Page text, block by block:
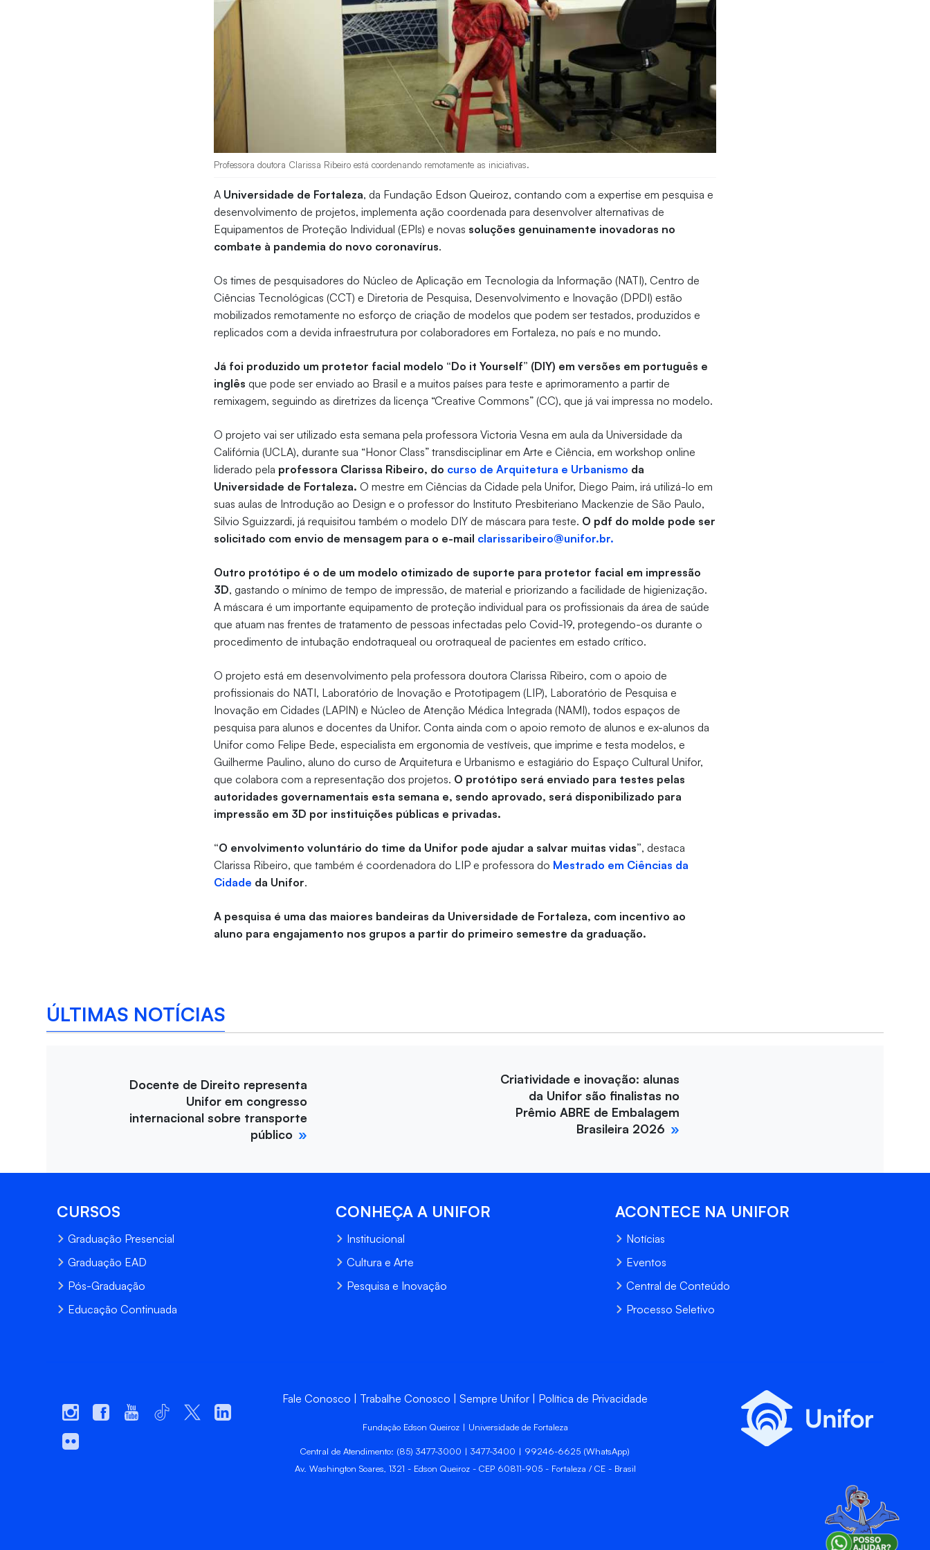
Professora doutora Clarissa Ribeiro está coordenando remotamente as iniciativas.
A Universidade de Fortaleza, da Fundação Edson Queiroz, contando com a expertise em pesquisa e
desenvolvimento de projetos, implementa ação coordenada para desenvolver alternativas de
Equipamentos de Proteção Individual (EPIs) e novas soluções genuinamente inovadoras no
combate à pandemia do novo coronavírus.
Os times de pesquisadores do Núcleo de Aplicação em Tecnologia da Informação (NATI), Centro de
Ciências Tecnológicas (CCT) e Diretoria de Pesquisa, Desenvolvimento e Inovação (DPDI) estão
mobilizados remotamente no esforço de criação de modelos que podem ser testados, produzidos e
replicados com a devida infraestrutura por colaboradores em Fortaleza, no país e no mundo.
Já foi produzido um protetor facial modelo “Do it Yourself” (DIY) em versões em português e
inglês que pode ser enviado ao Brasil e a muitos países para teste e aprimoramento a partir de
remixagem, seguindo as diretrizes da licença “Creative Commons” (CC), que já vai impressa no modelo.
O projeto vai ser utilizado esta semana pela professora Victoria Vesna em aula da Universidade da
Califórnia (UCLA), durante sua “Honor Class” transdisciplinar em Arte e Ciência, em workshop online
liderado pela professora Clarissa Ribeiro, do curso de Arquitetura e Urbanismo da
Universidade de Fortaleza. O mestre em Ciências da Cidade pela Unifor, Diego Paim, irá utilizá-lo em
suas aulas de Introdução ao Design e o professor do Instituto Presbiteriano Mackenzie de São Paulo,
Silvio Sguizzardi, já requisitou também o modelo DIY de máscara para teste. O pdf do molde pode ser
solicitado com envio de mensagem para o e-mail clarissaribeiro@unifor.br.
Outro protótipo é o de um modelo otimizado de suporte para protetor facial em impressão
3D, gastando o mínimo de tempo de impressão, de material e priorizando a facilidade de higienização.
A máscara é um importante equipamento de proteção individual para os profissionais da área de saúde
que atuam nas frentes de tratamento de pessoas infectadas pelo Covid-19, protegendo-os durante o
procedimento de intubação endotraqueal ou orotraqueal de pacientes em estado crítico.
O projeto está em desenvolvimento pela professora doutora Clarissa Ribeiro, com o apoio de
profissionais do NATI, Laboratório de Inovação e Prototipagem (LIP), Laboratório de Pesquisa e
Inovação em Cidades (LAPIN) e Núcleo de Atenção Médica Integrada (NAMI), todos espaços de
pesquisa para alunos e docentes da Unifor. Conta ainda com o apoio remoto de alunos e ex-alunos da
Unifor como Felipe Bede, especialista em ergonomia de vestíveis, que imprime e testa modelos, e
Guilherme Paulino, aluno do curso de Arquitetura e Urbanismo e estagiário do Espaço Cultural Unifor,
que colabora com a representação dos projetos. O protótipo será enviado para testes pelas
autoridades governamentais esta semana e, sendo aprovado, será disponibilizado para
impressão em 3D por instituições públicas e privadas.
“O envolvimento voluntário do time da Unifor pode ajudar a salvar muitas vidas”, destaca
Clarissa Ribeiro, que também é coordenadora do LIP e professora do Mestrado em Ciências da
Cidade da Unifor.
A pesquisa é uma das maiores bandeiras da Universidade de Fortaleza, com incentivo ao
aluno para engajamento nos grupos a partir do primeiro semestre da graduação.
ÚLTIMAS NOTÍCIAS
Docente de Direito representa
Unifor em congresso
internacional sobre transporte
público
Criatividade e inovação: alunas
da Unifor são finalistas no
Prêmio ABRE de Embalagem
Brasileira 2026
CURSOS
Graduação Presencial
Graduação EAD
Pós-Graduação
Educação Continuada
CONHEÇA A UNIFOR
Institucional
Cultura e Arte
Pesquisa e Inovação
ACONTECE NA UNIFOR
Notícias
Eventos
Central de Conteúdo
Processo Seletivo
Fale Conosco Trabalhe Conosco Sempre Unifor Política de Privacidade
Fundação Edson Queiroz | Universidade de Fortaleza
Central de Atendimento: (85) 3477-3000 | 3477-3400 | 99246-6625 (WhatsApp)
Av. Washington Soares, 1321 - Edson Queiroz - CEP 60811-905 - Fortaleza / CE - Brasil